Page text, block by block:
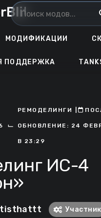
МОДИФИКАЦИИ
ПОДДЕРЖКА
⌙
РЕМОДЕЛИНГИ ㅤ
ОБНОВЛЕНИЕ: 24
В 23:29
ИС-4
Участник